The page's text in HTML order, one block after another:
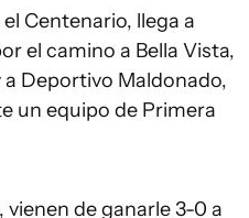
Centenario, llega a
el camino a Bella Vista,
a Deportivo Maldonado,
un equipo de Primera
vienen de ganarle 3-0 a